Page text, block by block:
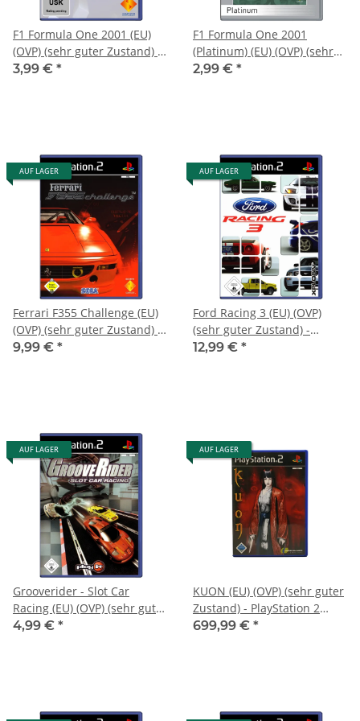
F1 Formula One 2001 (EU)
(OVP) (sehr guter Zustand) -
PlayStation 2 (PS2)
3,99 € *
F1 Formula One 2001
(Platinum) (EU) (OVP) (sehr
guter Zustand) - PlayStation
2,99 € *
AUF LAGER
Ferrari F355 Challenge (EU)
(OVP) (sehr guter Zustand) -
PlayStation 2 (PS2)
9,99 € *
AUF LAGER
Ford Racing 3 (EU) (OVP)
(sehr guter Zustand) -
PlayStation 2 (PS2)
12,99 € *
AUF LAGER
Grooverider - Slot Car
Racing (EU) (OVP) (sehr guter
Zustand) - PlayStation 2
4,99 € *
AUF LAGER
KUON (EU) (OVP) (sehr guter
Zustand) - PlayStation 2
(PS2)
699,99 € *